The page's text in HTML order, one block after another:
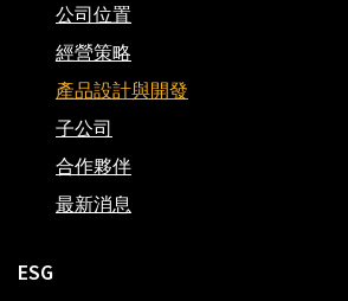
公司位置
經營策略
產品設計與開發
子公司
合作夥伴
最新消息
ESG